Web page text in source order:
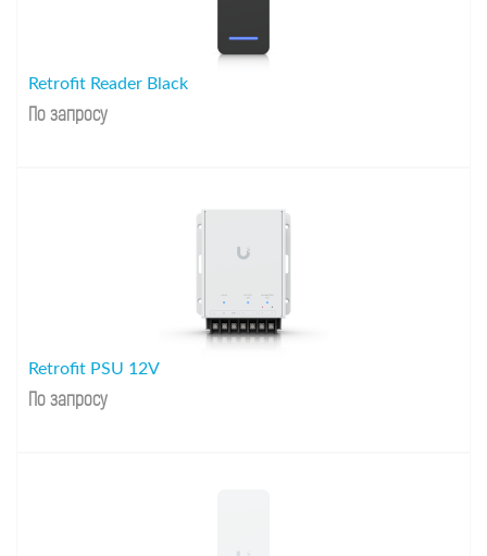
Retrofit Reader Black
По запросу
Retrofit PSU 12V
По запросу